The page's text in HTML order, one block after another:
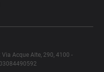
Acque Alte, 290, 4100 -